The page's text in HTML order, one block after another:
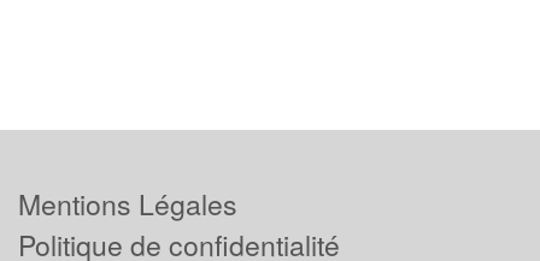
Mentions Légales
Politique de confidentialité